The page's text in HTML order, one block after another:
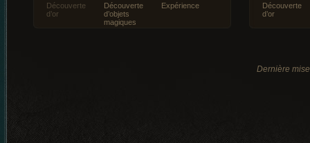
Découverte
d’or
Découverte
d’objets
magiques
Expérience
Découverte
d’or
Dernière